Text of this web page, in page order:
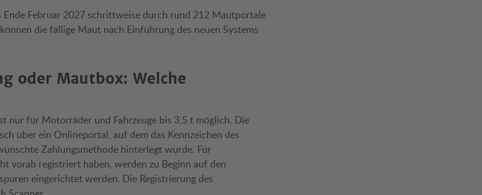
Ende Februar 2027 schrittweise durch rund 212 Mautportale
die fällige Maut nach Einführung des neuen Systems
oder Mautbox: Welche
nur für Motorräder und Fahrzeuge bis 3,5 t möglich. Die
über ein Onlineportal, auf dem das Kennzeichen des
Zahlungsmethode hinterlegt wurde. Für
vorab registriert haben, werden zu Beginn auf den
eingerichtet werden. Die Registrierung des